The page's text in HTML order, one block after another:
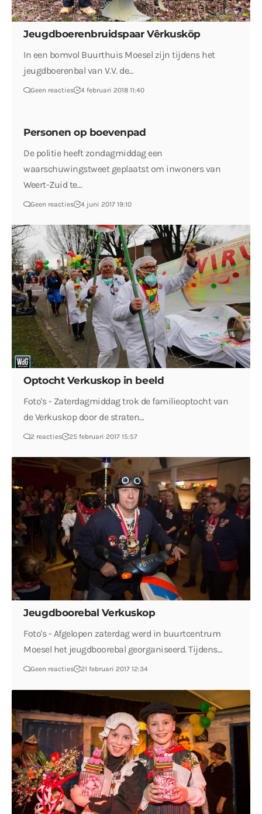
Jeugdboerenbruidspaar Vêrkusköp
In een bomvol Buurthuis Moesel zijn tijdens het
jeugdboerenbal van V.V. de…
Geen reacties 4 februari 2018 11:40
Personen op boevenpad
De politie heeft zondagmiddag een
waarschuwingstweet geplaatst om inwoners van
Weert-Zuid te…
Geen reacties 4 juni 2017 19:10
Optocht Verkuskop in beeld
Foto's - Zaterdagmiddag trok de familieoptocht van
de Verkuskop door de straten…
2 reacties 25 februari 2017 15:57
Jeugdboorebal Verkuskop
Foto's - Afgelopen zaterdag werd in buurtcentrum
Moesel het jeugdboorebal georganiseerd. Tijdens…
Geen reacties 21 februari 2017 12:34